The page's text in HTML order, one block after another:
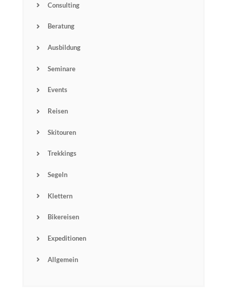
Consulting
Beratung
Ausbildung
Seminare
Events
Reisen
Skitouren
Trekkings
Segeln
Klettern
Bikereisen
Expeditionen
Allgemein